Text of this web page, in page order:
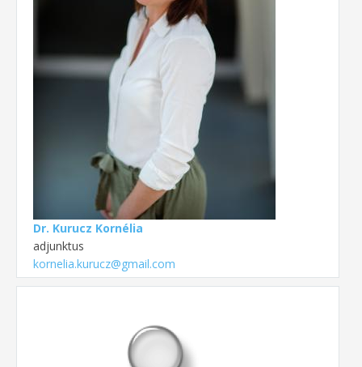
Dr. Kurucz Kornélia
adjunktus
kornelia.kurucz@gmail.com